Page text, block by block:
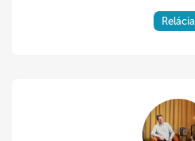
Relácia